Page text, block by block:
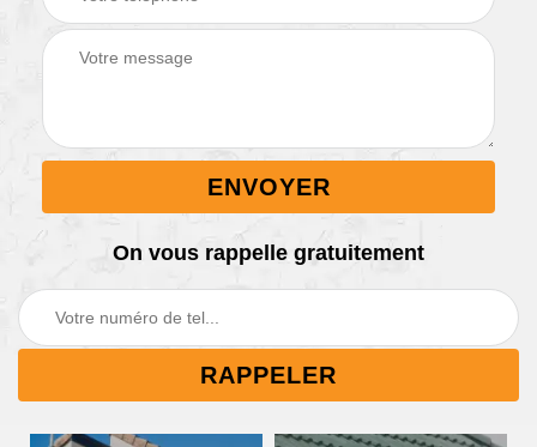
On vous rappelle gratuitement